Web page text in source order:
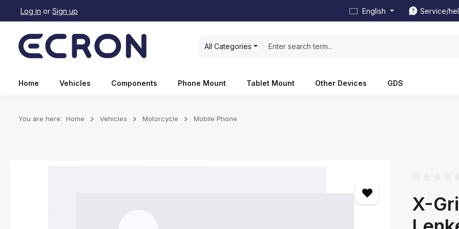
Skip to main navigation
Log in or Sign up English Service/
All Categories
Home Vehicles Components Phone Mount Tablet Mount Other Devices GDS
You are here: Home Vehicles Motorcycle Mobile Phone
X-